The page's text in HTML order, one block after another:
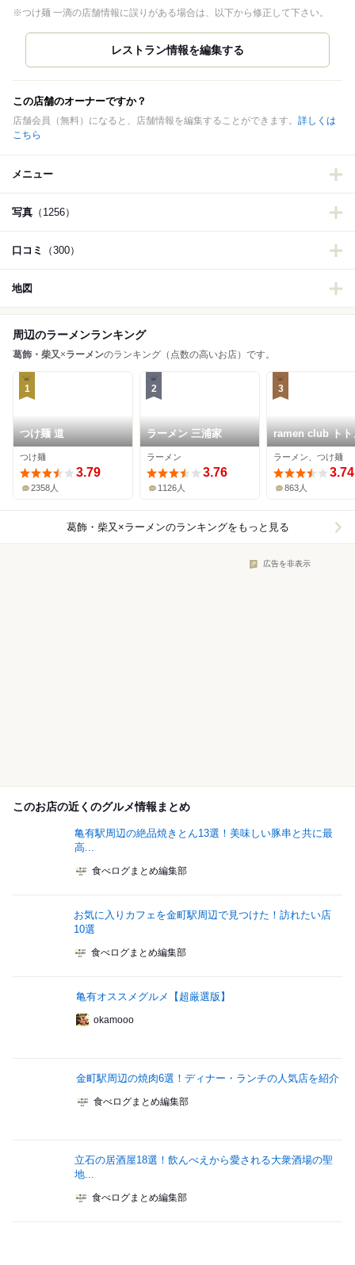
※つけ麺 一滴の店舗情報に誤りがある場合は、以下から修正して下さい。
この店舗のオーナーですか？
店舗会員（無料）になると、店舗情報を編集することができます。 詳しくは
こちら
メニュー
写真 （1256）
口コミ （300）
地図
周辺のラーメンランキング
葛飾・柴又×ラーメンのランキング（点数の高いお店）です。
1
つけ麺 道
つけ麺
3.79
2358人
2
ラーメン 三浦家
ラーメン
3.76
1126人
3
ramen club トト
ラーメン、つけ麺
3.74
863人
葛飾・柴又×ラーメンのランキングをもっと見る
広告を非表示
このお店の近くのグルメ情報まとめ
亀有駅周辺の絶品焼きとん13選！美味しい豚串と共に最
高...
食べログまとめ編集部
お気に入りカフェを金町駅周辺で見つけた！訪れたい店
10選
食べログまとめ編集部
亀有オススメグルメ【超厳選版】
okamooo
金町駅周辺の焼肉6選！ディナー・ランチの人気店を紹介
食べログまとめ編集部
立石の居酒屋18選！飲んべえから愛される大衆酒場の聖
地...
食べログまとめ編集部